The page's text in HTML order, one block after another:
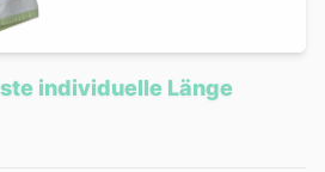
individuelle Länge